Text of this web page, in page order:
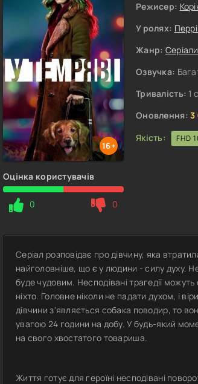
16+
Оцінка користувачів
0 0
Режисер:
У ролях:
Жанр: Серіали
Озвучка:
Тривалість: 1
Оновлення: 3
Якість:
FHD
Серіал розповідає про дівчину, яка
найголовніше, що є у людини - силу духу.
буде чудовим. Несподівані трагедії
ніхто. Головне ніколи не падати духом, і
дівчини з'являється собака поводир, то
увагою 24 години на добу. У будь-який
на свого хвостатого товариша.
Життя готує для героїні несподівані